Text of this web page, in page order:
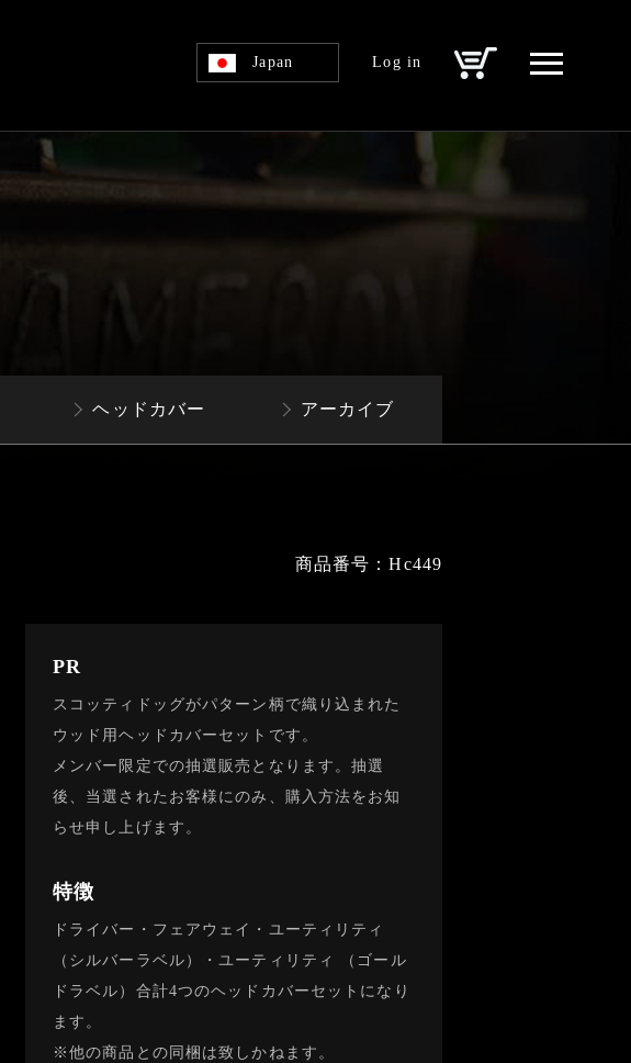
Japan Log in
ヘッドカバー アーカイブ
商品番号：Hc449
PR
スコッティドッグがパターン柄で織り込まれた
ウッド用ヘッドカバーセットです。
メンバー限定での抽選販売となります。抽選
後、当選されたお客様にのみ、購入方法をお知
らせ申し上げます。
特徴
ドライバー・フェアウェイ・ユーティリティ
（シルバーラベル）・ユーティリティ （ゴール
ドラベル）合計4つのヘッドカバーセットになり
ます。
※他の商品との同梱は致しかねます。